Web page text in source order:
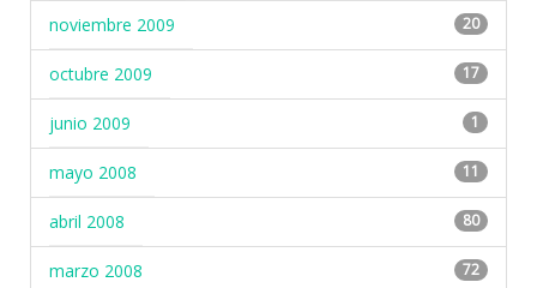
noviembre 2009 20
octubre 2009 17
junio 2009 1
mayo 2008 11
abril 2008 80
marzo 2008 72